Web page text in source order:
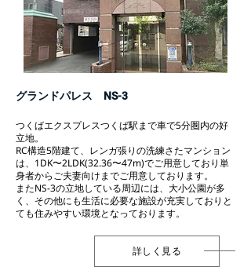
グランドパレス NS-3
つくばエクスプレスつくば駅まで車で5分圏内の好
立地。
RC構造5階建て、レンガ張りの洗練さたマンション
は、1DK〜2LDK(32.36〜47m)でご用意しており単
身者からご夫妻向けまでご用意しております。
またNS-3の立地している周辺には、大小公園が多
く、その他にも生活に必要な施設が充実しておりと
ても住みやすい環境となっております。
詳しく見る